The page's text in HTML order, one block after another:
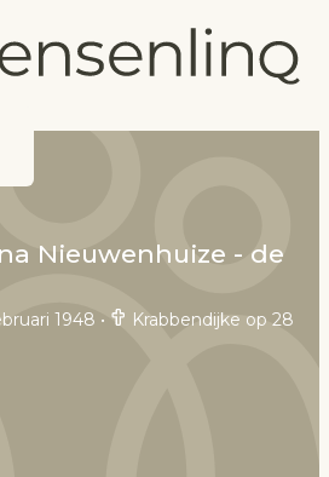
Nieuwenhuize - de
1948 •
Krabbendijke op 28